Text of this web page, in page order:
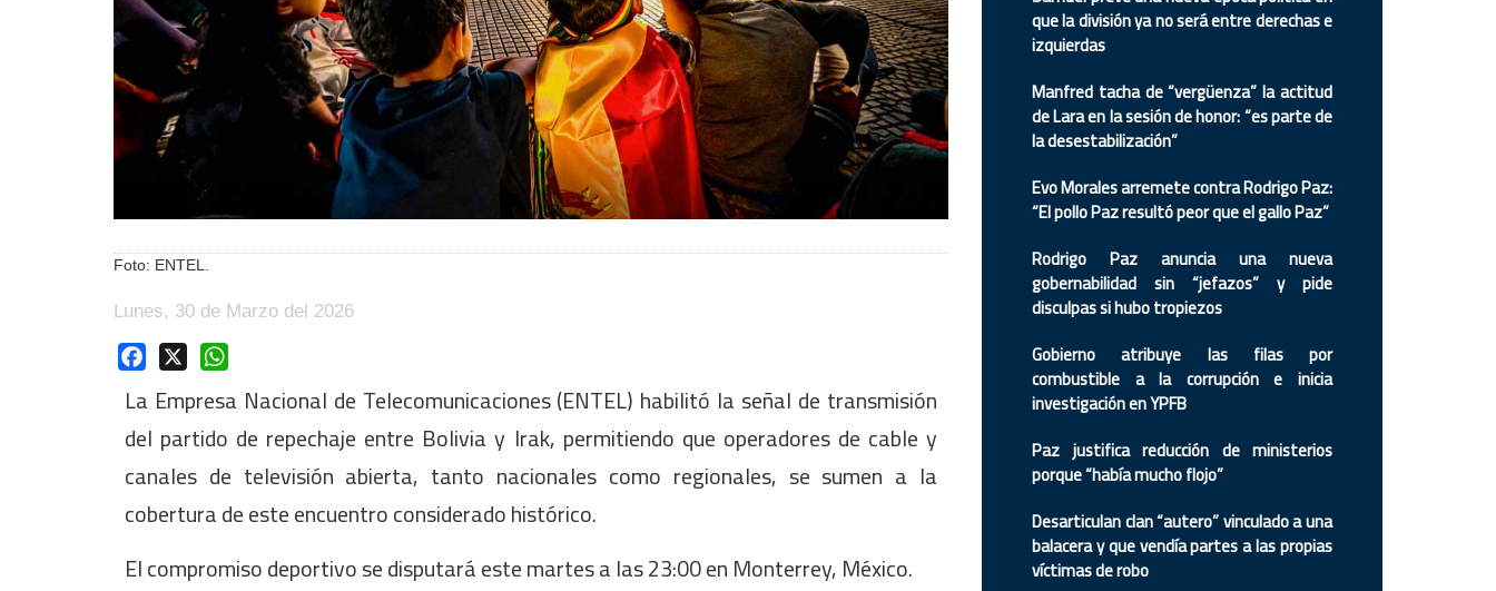
Foto: ENTEL.
Lunes, 30 de Marzo del 2026
Facebook
La Empresa Nacional de Telecomunicaciones (ENTEL) habilitó la señal de transmisión
del partido de repechaje entre Bolivia y Irak, permitiendo que operadores de cable y
canales de televisión abierta, tanto nacionales como regionales, se sumen a la
cobertura de este encuentro considerado histórico.
El compromiso deportivo se disputará este martes a las 23:00 en Monterrey, México.
que la división ya no será entre derechas e
izquierdas
Manfred tacha de “vergüenza” la actitud
de Lara en la sesión de honor: “es parte de
la desestabilización”
Evo Morales arremete contra Rodrigo Paz:
“El pollo Paz resultó peor que el gallo Paz”
Rodrigo Paz anuncia una nueva
gobernabilidad sin “jefazos” y pide
disculpas si hubo tropiezos
Gobierno atribuye las filas por
combustible a la corrupción e inicia
investigación en YPFB
Paz justifica reducción de ministerios
porque “había mucho flojo”
Desarticulan clan “autero” vinculado a una
balacera y que vendía partes a las propias
víctimas de robo